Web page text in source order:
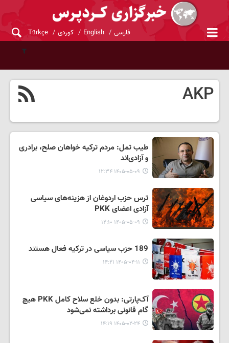
فارسی English کوردی Türkçe
AKP
طیب تمل: مردم ترکیه خواهان صلح، برادری
و آزادی‌اند
۱۴۰۵-۰۵-۰۹ ۱۲:۳۴
ترس حزب اردوغان از هزینه‌های سیاسی
آزادی اعضای PKK
۱۴۰۵-۰۵-۰۹ ۱۲:۱۰
189 حزب سیاسی در ترکیه فعال هستند
۱۴۰۵-۰۴-۱۱ ۱۴:۲۱
آک‌پارتی: بدون خلع سلاح کامل PKK هیچ
گام قانونی برداشته نمی‌شود
۱۴۰۵-۰۲-۲۴ ۱۴:۱۹